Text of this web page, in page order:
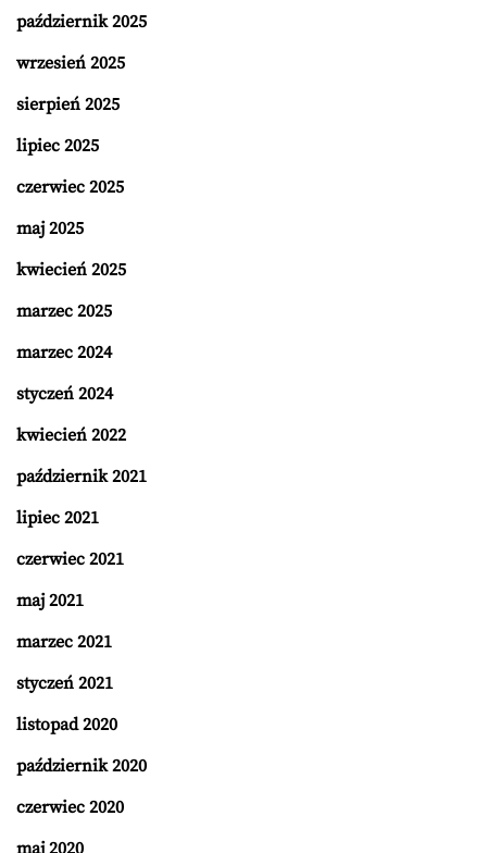
październik 2025
wrzesień 2025
sierpień 2025
lipiec 2025
czerwiec 2025
maj 2025
kwiecień 2025
marzec 2025
marzec 2024
styczeń 2024
kwiecień 2022
październik 2021
lipiec 2021
czerwiec 2021
maj 2021
marzec 2021
styczeń 2021
listopad 2020
październik 2020
czerwiec 2020